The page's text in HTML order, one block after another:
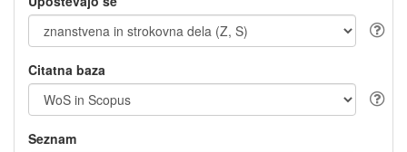
Citatna baza
Seznam